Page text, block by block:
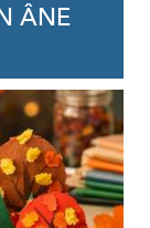
ÂNE